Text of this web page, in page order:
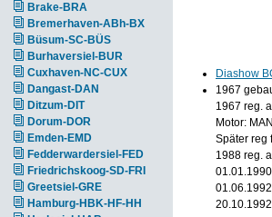
Brake-BRA
Bremerhaven-ABh-BX
Büsum-SC-BÜS
Burhaversiel-BUR
Cuxhaven-NC-CUX
Dangast-DAN
Ditzum-DIT
Dorum-DOR
Emden-EMD
Fedderwardersiel-FED
Friedrichskoog-SD-FRI
Greetsiel-GRE
Hamburg-HBK-HF-HH
Diashow
1967
1967 reg.
Motor:
Später reg
1988 reg.